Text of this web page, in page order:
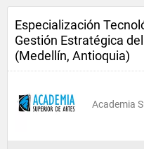
Especialización
Gestión Estratégica
(Medellín, Antioquia)
Academia